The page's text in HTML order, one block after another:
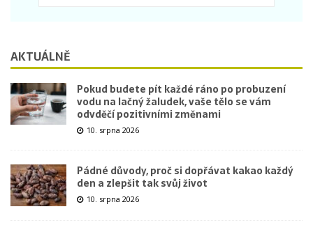
AKTUÁLNĚ
Pokud budete pít každé ráno po probuzení
vodu na lačný žaludek, vaše tělo se vám
odvděčí pozitivními změnami
10. srpna 2026
Pádné důvody, proč si dopřávat kakao každý
den a zlepšit tak svůj život
10. srpna 2026